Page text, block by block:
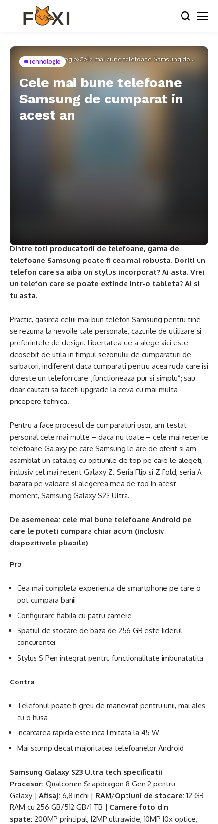
Home Tehnologie Cele mai bune telefoane Samsung de
Tehnologie
Cele mai bune telefoane
Samsung de cumparat in
acest an
Dintre toti producatorii de telefoane, gama de
telefoane Samsung poate fi cea mai robusta. Doriti un
telefon care sa aiba un stylus incorporat? Ai asta. Vrei
un telefon care se poate extinde intr-o tableta? Ai si
tu asta.
Practic, gasirea celui mai bun telefon Samsung pentru tine
se rezuma la nevoile tale personale, cazurile de utilizare si
preferintele de design. Libertatea de a alege aici este
deosebit de utila in timpul sezonului de cumparaturi de
sarbatori, indiferent daca cumparati pentru acea ruda care isi
doreste un telefon care „functioneaza pur si simplu”; sau
doar cautati sa faceti upgrade la ceva cu mai multa
pricepere tehnica.
Pentru a face procesul de cumparaturi usor, am testat
personal cele mai multe – daca nu toate – cele mai recente
telefoane Galaxy pe care Samsung le are de oferit si am
asamblat un catalog cu optiunile de top pe care le alegeti,
inclusiv cel mai recent Galaxy Z. Seria Flip si Z Fold, seria A
bazata pe valoare si alegerea mea de top in acest
moment, Samsung Galaxy S23 Ultra.
De asemenea: cele mai bune telefoane Android pe
care le puteti cumpara chiar acum (inclusiv
dispozitivele pliabile)
Pro
Cea mai completa experienta de smartphone pe care o
pot cumpara banii
Configurare fiabila cu patru camere
Spatiul de stocare de baza de 256 GB este liderul
concurentei
Stylus S Pen integrat pentru functionalitate imbunatatita
Contra
Telefonul poate fi greu de manevrat pentru unii, mai ales
cu o husa
Incarcarea rapida este inca limitata la 45 W
Mai scump decat majoritatea telefoanelor Android
Samsung Galaxy S23 Ultra tech specificatii:
Procesor: Qualcomm Snapdragon 8 Gen 2 pentru
Galaxy | Afisaj: 6,8 inchi | RAM/Optiuni de stocare: 12 GB
RAM cu 256 GB/512 GB/1 TB | Camere foto din
spate: 200MP principal, 12MP ultrawide, 10MP 10x optice,